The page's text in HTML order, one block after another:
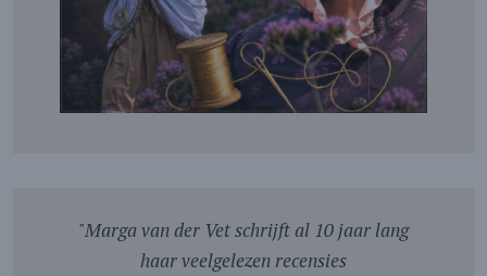
"Marga van der Vet schrijft al 10 jaar lang
haar veelgelezen recensies